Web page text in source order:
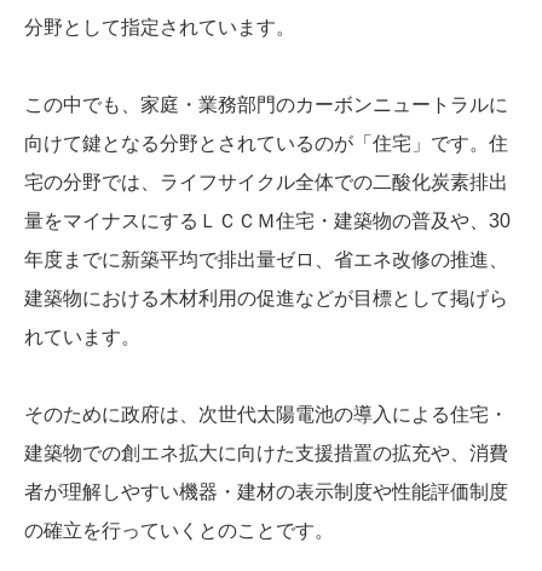
分野として指定されています。
この中でも、家庭・業務部門のカーボンニュートラルに
向けて鍵となる分野とされているのが「住宅」です。住
宅の分野では、ライフサイクル全体での二酸化炭素排出
量をマイナスにするＬＣＣＭ住宅・建築物の普及や、30
年度までに新築平均で排出量ゼロ、省エネ改修の推進、
建築物における木材利用の促進などが目標として掲げら
れています。
そのために政府は、次世代太陽電池の導入による住宅・
建築物での創エネ拡大に向けた支援措置の拡充や、消費
者が理解しやすい機器・建材の表示制度や性能評価制度
の確立を行っていくとのことです。